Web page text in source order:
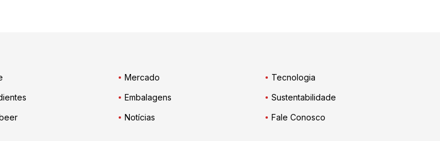
Mercado
Tecnologia
Embalagens
Sustentabilidade
Notícias Fale Conosco